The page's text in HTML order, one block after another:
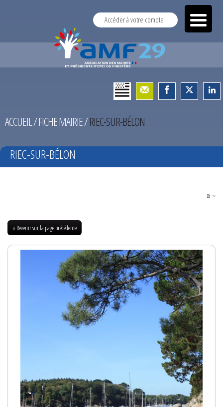
Accéder à votre compte
ACCUEIL/FICHE MAIRIE/RIEC-SUR-BÉLON
RIEC-SUR-BÉLON
PDF
« Revenir sur la page précédente